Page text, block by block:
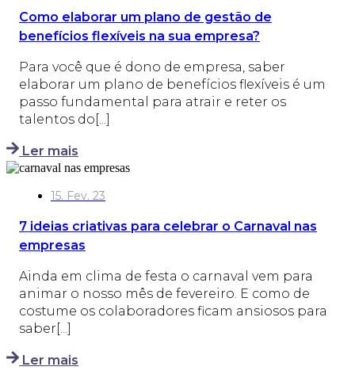
Como elaborar um plano de gestão de
benefícios flexíveis na sua empresa?
Para você que é dono de empresa, saber
elaborar um plano de benefícios flexíveis é um
passo fundamental para atrair e reter os
talentos do[...]
Ler mais
15. Fev. 23
7 ideias criativas para celebrar o Carnaval nas
empresas
Ainda em clima de festa o carnaval vem para
animar o nosso mês de fevereiro. E como de
costume os colaboradores ficam ansiosos para
saber[...]
Ler mais